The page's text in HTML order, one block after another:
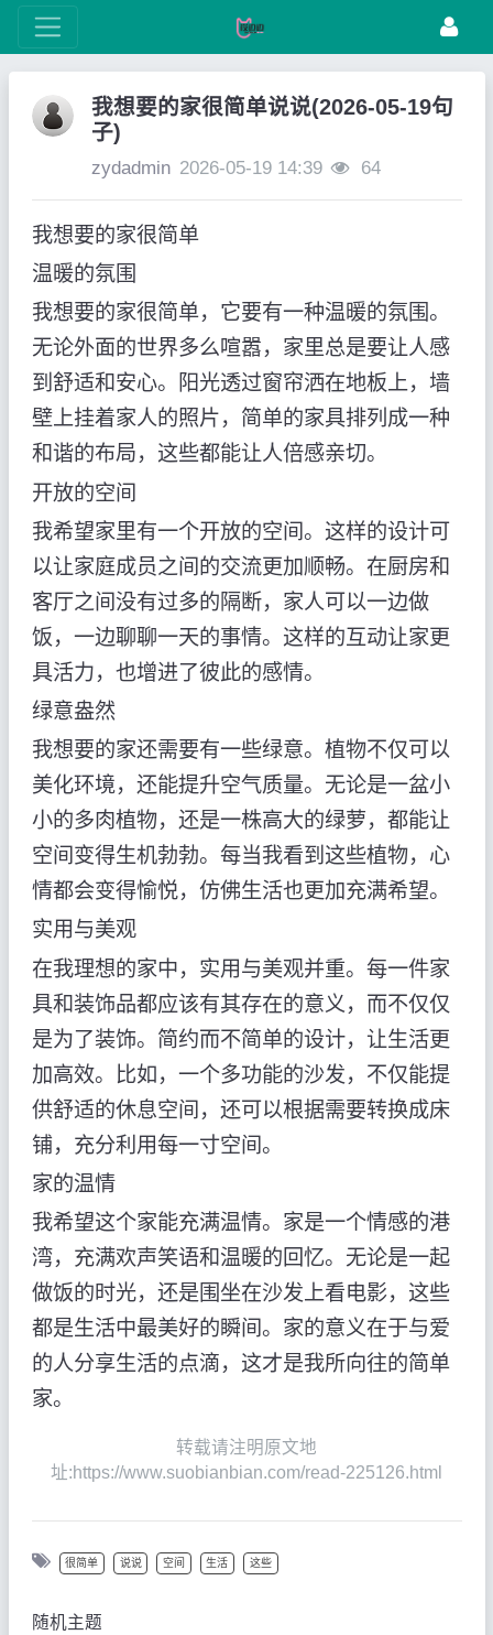
我想要的家很简单说说(2026-05-19句
子)
zydadmin 2026-05-19 14:39 64
我想要的家很简单
温暖的氛围
我想要的家很简单，它要有一种温暖的氛围。
无论外面的世界多么喧嚣，家里总是要让人感
到舒适和安心。阳光透过窗帘洒在地板上，墙
壁上挂着家人的照片，简单的家具排列成一种
和谐的布局，这些都能让人倍感亲切。
开放的空间
我希望家里有一个开放的空间。这样的设计可
以让家庭成员之间的交流更加顺畅。在厨房和
客厅之间没有过多的隔断，家人可以一边做
饭，一边聊聊一天的事情。这样的互动让家更
具活力，也增进了彼此的感情。
绿意盎然
我想要的家还需要有一些绿意。植物不仅可以
美化环境，还能提升空气质量。无论是一盆小
小的多肉植物，还是一株高大的绿萝，都能让
空间变得生机勃勃。每当我看到这些植物，心
情都会变得愉悦，仿佛生活也更加充满希望。
实用与美观
在我理想的家中，实用与美观并重。每一件家
具和装饰品都应该有其存在的意义，而不仅仅
是为了装饰。简约而不简单的设计，让生活更
加高效。比如，一个多功能的沙发，不仅能提
供舒适的休息空间，还可以根据需要转换成床
铺，充分利用每一寸空间。
家的温情
我希望这个家能充满温情。家是一个情感的港
湾，充满欢声笑语和温暖的回忆。无论是一起
做饭的时光，还是围坐在沙发上看电影，这些
都是生活中最美好的瞬间。家的意义在于与爱
的人分享生活的点滴，这才是我所向往的简单
家。
转载请注明原文地
址:https://www.suobianbian.com/read-225126.html
很简单 说说 空间 生活 这些
随机主题